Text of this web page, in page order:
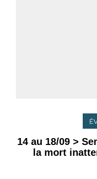
14 au 18/09 >
la mort